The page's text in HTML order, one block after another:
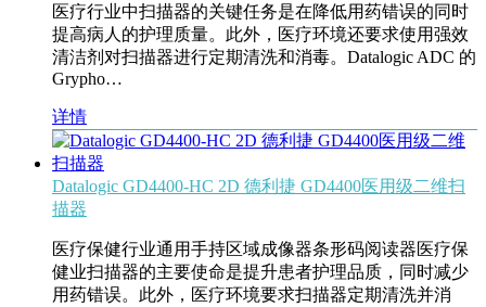
医疗行业中扫描器的关键任务是在降低用药错误的同时
提高病人的护理质量。此外，医疗环境还要求使用强效
清洁剂对扫描器进行定期清洗和消毒。Datalogic ADC 的
Grypho…
详情
Datalogic GD4400-HC 2D 德利捷 GD4400医用级二维扫
描器
医疗保健行业通用手持区域成像器条形码阅读器医疗保
健业扫描器的主要使命是提升患者护理品质，同时减少
用药错误。此外，医疗环境要求扫描器定期清洗并消